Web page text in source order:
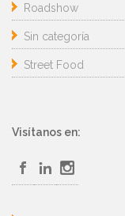
Roadshow
Sin categoría
Street Food
Visítanos en: